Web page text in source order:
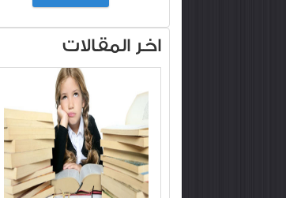
اخر المقالات